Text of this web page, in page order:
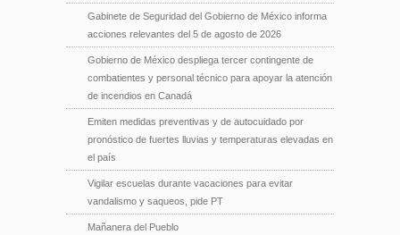
Gabinete de Seguridad del Gobierno de México informa
acciones relevantes del 5 de agosto de 2026
Gobierno de México despliega tercer contingente de
combatientes y personal técnico para apoyar la atención
de incendios en Canadá
Emiten medidas preventivas y de autocuidado por
pronóstico de fuertes lluvias y temperaturas elevadas en
el país
Vigilar escuelas durante vacaciones para evitar
vandalismo y saqueos, pide PT
Mañanera del Pueblo